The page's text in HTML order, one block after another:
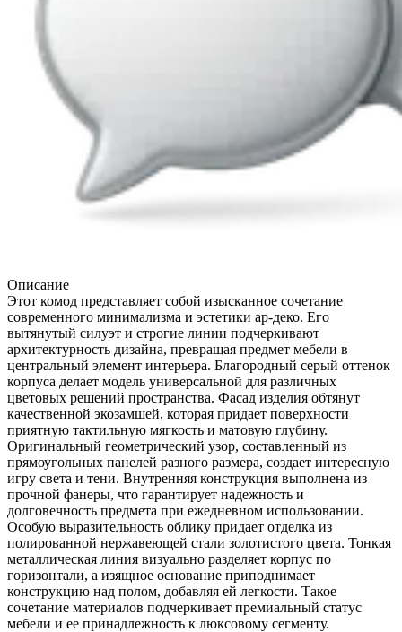
Описание
Этот комод представляет собой изысканное сочетание
современного минимализма и эстетики ар-деко. Его
вытянутый силуэт и строгие линии подчеркивают
архитектурность дизайна, превращая предмет мебели в
центральный элемент интерьера. Благородный серый оттенок
корпуса делает модель универсальной для различных
цветовых решений пространства. Фасад изделия обтянут
качественной экозамшей, которая придает поверхности
приятную тактильную мягкость и матовую глубину.
Оригинальный геометрический узор, составленный из
прямоугольных панелей разного размера, создает интересную
игру света и тени. Внутренняя конструкция выполнена из
прочной фанеры, что гарантирует надежность и
долговечность предмета при ежедневном использовании.
Особую выразительность облику придает отделка из
полированной нержавеющей стали золотистого цвета. Тонкая
металлическая линия визуально разделяет корпус по
горизонтали, а изящное основание приподнимает
конструкцию над полом, добавляя ей легкости. Такое
сочетание материалов подчеркивает премиальный статус
мебели и ее принадлежность к люксовому сегменту.